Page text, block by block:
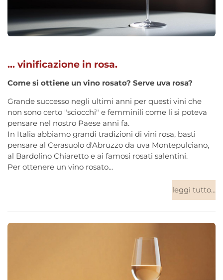
... vinificazione in rosa.
Come si ottiene un vino rosato? Serve uva rosa?
Grande successo negli ultimi anni per questi vini che
non sono certo "sciocchi" e femminili come li si poteva
pensare nel nostro Paese anni fa.
In Italia abbiamo grandi tradizioni di vini rosa, basti
pensare al Cerasuolo d'Abruzzo da uva Montepulciano,
al Bardolino Chiaretto e ai famosi rosati salentini.
Per ottenere un vino rosato...
leggi tutto...